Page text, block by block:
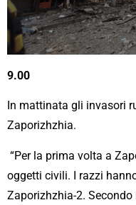
9.00
In mattinata gli invasori
Zaporizhzhia.
“Per la prima volta a
oggetti civili. I razzi
Zaporizhzhia-2.